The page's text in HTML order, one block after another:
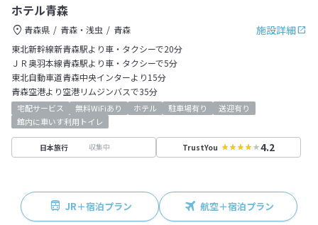
ホテル青森
施設詳細
青森県 青森・浅虫
青森
東北新幹線新青森駅より車・タクシーで20分
ＪＲ奥羽本線青森駅より車・タクシーで5分
東北自動車道青森中央インターより15分
青森空港より空港リムジンバスで35分
宅配サービス 無料WiFiあり ホテル 駐車場有り
送迎有り
館内に車いす利用トイレ
日本旅行 収集中 TrustYou 4.2
JR＋宿泊プラン 航空＋宿泊プラン